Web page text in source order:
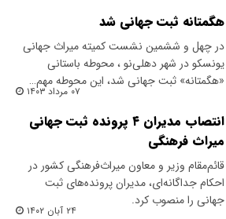
هگمتانه ثبت جهانی شد
در چهل و ششمین نشست کمیته میراث جهانی
یونسکو در شهر دهلی‌نو ، محوطه باستانی
«هگمتانه» ثبت جهانی شد، این محوطه مهم…
۰۷ مرداد ۱۴۰۳
انتصاب مدیران ۴ پرونده ثبت جهانی
میراث فرهنگی
قائم‌مقام وزیر و معاون میراث‌فرهنگی کشور در
احکام جداگانه‌ای، مدیران پرونده‌های ثبت
جهانی را منصوب کرد.
۲۴ آبان ۱۴۰۲